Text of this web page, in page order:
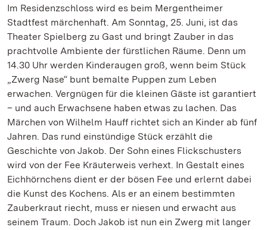
Im Residenzschloss wird es beim Mergentheimer
Stadtfest märchenhaft. Am Sonntag, 25. Juni, ist das
Theater Spielberg zu Gast und bringt Zauber in das
prachtvolle Ambiente der fürstlichen Räume. Denn um
14.30 Uhr werden Kinderaugen groß, wenn beim Stück
„Zwerg Nase“ bunt bemalte Puppen zum Leben
erwachen. Vergnügen für die kleinen Gäste ist garantiert
– und auch Erwachsene haben etwas zu lachen. Das
Märchen von Wilhelm Hauff richtet sich an Kinder ab fünf
Jahren. Das rund einstündige Stück erzählt die
Geschichte von Jakob. Der Sohn eines Flickschusters
wird von der Fee Kräuterweis verhext. In Gestalt eines
Eichhörnchens dient er der bösen Fee und erlernt dabei
die Kunst des Kochens. Als er an einem bestimmten
Zauberkraut riecht, muss er niesen und erwacht aus
seinem Traum. Doch Jakob ist nun ein Zwerg mit langer